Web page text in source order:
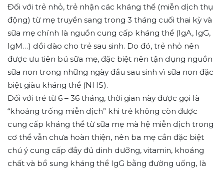
Đối với trẻ nhỏ, trẻ nhận các kháng thể (miễn dịch thụ
động) từ mẹ truyền sang trong 3 tháng cuối thai kỳ và
sữa mẹ chính là nguồn cung cấp kháng thể (IgA, IgG,
IgM…) dồi dào cho trẻ sau sinh. Do đó, trẻ nhỏ nên
được ưu tiên bú sữa mẹ, đặc biệt nên tận dụng nguồn
sữa non trong những ngày đầu sau sinh vì sữa non đặc
biệt giàu kháng thể (NHS).
Đối với trẻ từ 6 – 36 tháng, thời gian này được gọi là
“khoảng trống miễn dịch” khi trẻ không còn được
cung cấp kháng thể từ sữa mẹ mà hệ miễn dịch trong
cơ thể vẫn chưa hoàn thiện, nên ba mẹ cần đặc biệt
chú ý cung cấp đầy đủ dinh dưỡng, vitamin, khoáng
chất và bổ sung kháng thể IgG bằng đường uống, là